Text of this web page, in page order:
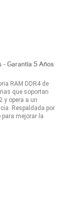
- Garantía 5 Años
RAM DDR4 de
que soportan
y opera a un
Respaldada por
mejorar la